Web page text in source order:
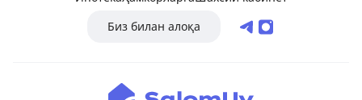
Биз билан алоқа